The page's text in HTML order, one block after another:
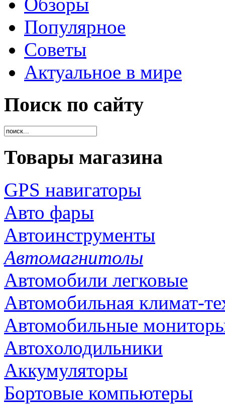
Обзоры
Популярное
Советы
Актуальное в мире
Поиск по сайту
Товары магазина
GPS навигаторы
Авто фары
Автоинструменты
Автомагнитолы
Автомобили легковые
Автомобильная климат-
Автомобильные
Автохолодильники
Аккумуляторы
Бортовые компьютеры